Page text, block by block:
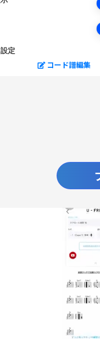
定
コード譜編集